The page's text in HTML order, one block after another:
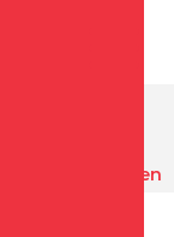
Mooie Ogen